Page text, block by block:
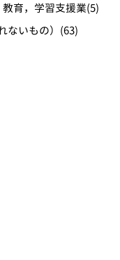
教育，学習支援業(5)
いもの） (63)